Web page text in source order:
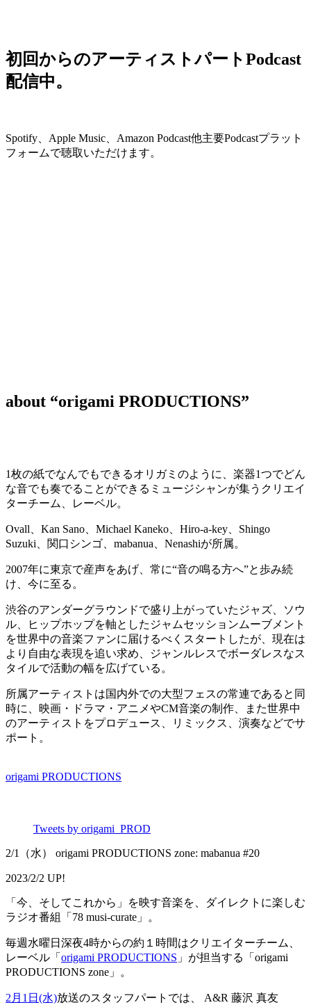
初回からのアーティストパートPodcast
配信中。
Spotify、Apple Music、Amazon Podcast他主要Podcastプラット
フォームで聴取いただけます。
about “origami PRODUCTIONS”
1枚の紙でなんでもできるオリガミのように、楽器1つでどん
な音でも奏でることができるミュージシャンが集うクリエイ
ターチーム、レーベル。
Ovall、Kan Sano、Michael Kaneko、Hiro-a-key、Shingo
Suzuki、関口シンゴ、mabanua、Nenashiが所属。
2007年に東京で産声をあげ、常に“音の鳴る方へ”と歩み続
け、今に至る。
渋谷のアンダーグラウンドで盛り上がっていたジャズ、ソウ
ル、ヒップホップを軸としたジャムセッションムーブメント
を世界中の音楽ファンに届けるべくスタートしたが、現在は
より自由な表現を追い求め、ジャンルレスでボーダレスなス
タイルで活動の幅を広げている。
所属アーティストは国内外での大型フェスの常連であると同
時に、映画・ドラマ・アニメやCM音楽の制作、また世界中
のアーティストをプロデュース、リミックス、演奏などでサ
ポート。
origami PRODUCTIONS
Tweets by origami_PROD
2/1（水） origami PRODUCTIONS zone: mabanua #20
2023/2/2 UP!
「今、そしてこれから」を映す音楽を、ダイレクトに楽しむ
ラジオ番組「78 musi-curate」。
毎週水曜日深夜4時からの約１時間はクリエイターチーム、
レーベル「 origami PRODUCTIONS 」が担当する「origami
PRODUCTIONS zone」。
2月1日(水)放送のスタッフパートでは、 A&R 藤沢 真友